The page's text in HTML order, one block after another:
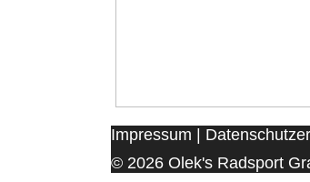
Impressum
© 2026 Olek's Radsport